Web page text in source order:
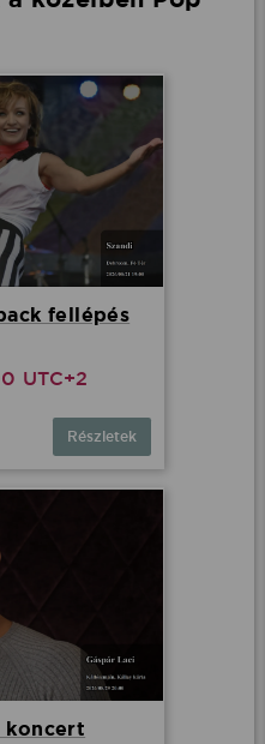
fellépés
UTC+2
Részletek
koncert